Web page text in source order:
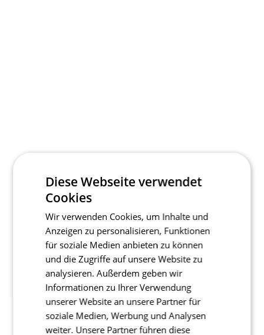
Diese Webseite verwendet
Cookies
Wir verwenden Cookies, um Inhalte und
Anzeigen zu personalisieren, Funktionen
für soziale Medien anbieten zu können
und die Zugriffe auf unsere Website zu
analysieren. Außerdem geben wir
Informationen zu Ihrer Verwendung
unserer Website an unsere Partner für
soziale Medien, Werbung und Analysen
weiter. Unsere Partner führen diese